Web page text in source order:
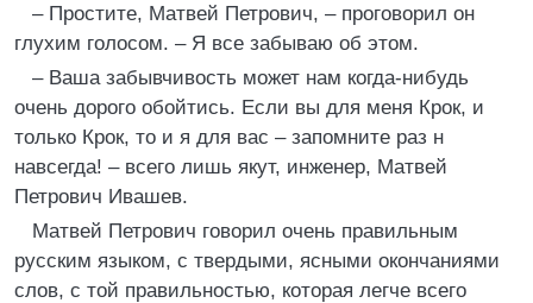
– Простите, Матвей Петрович, – проговорил он
глухим голосом. – Я все забываю об этом.
– Ваша забывчивость может нам когда-нибудь
очень дорого обойтись. Если вы для меня Крок, и
только Крок, то и я для вас – запомните раз н
навсегда! – всего лишь якут, инженер, Матвей
Петрович Ивашев.
Матвей Петрович говорил очень правильным
русским языком, с твердыми, ясными окончаниями
слов, с той правильностью, которая легче всего